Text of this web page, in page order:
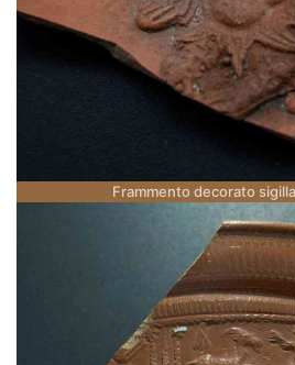
Frammento decorato